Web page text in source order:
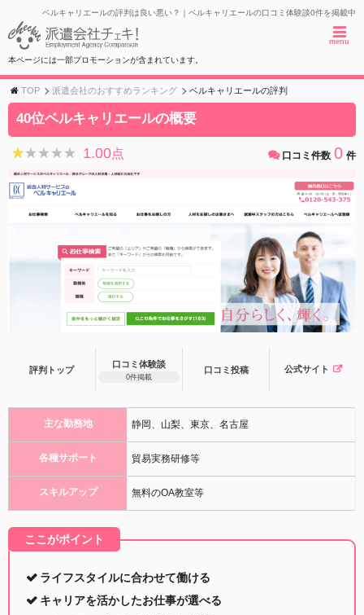
ベルキャリエールの評判は良い悪い？｜ベルキャリエールの口コミ体験談0件を掲載中
menu
本ページには一部プロモーションが含まれています。
TOP 派遣会社のおすすめランキング ベルキャリエールの評判
40位ベルキャリエールの概要
★★★★★
★★★★★ 1.00点 口コミ件数 0 件
評判トップ
口コミ体験談
0件掲載
口コミ 投稿 公式サイト
主な勤務地 静岡、山梨、東京、名古屋
各種サポート 貿易実務研修等
スキルアップ 無料のOA教室等
ここがポイント
ライフスタイルに合わせて働ける
キャリアを活かしたお仕事が選べる